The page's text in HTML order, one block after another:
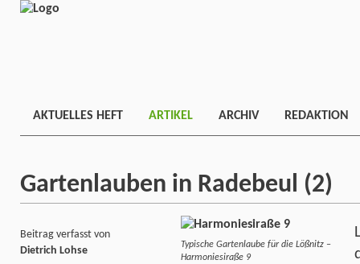
AKTUELLES HEFT ARTIKEL ARCHIV REDAKTION
Gartenlauben in Radebeul (2)
Typische Gartenlaube für die Lößnitz –
Harmoniesiraße 9
Beitrag verfasst von
Dietrich Lohse